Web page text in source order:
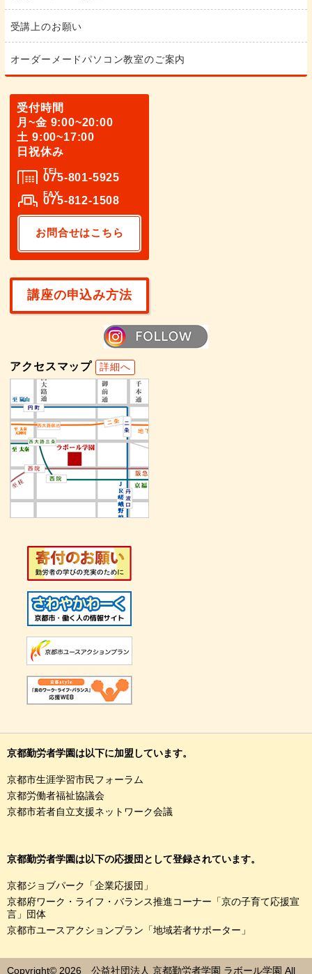
受講上のお願い
オーダーメードパソコン教室のご案内
受付時間
月~金 9:00~20:00
土 9:00~17:00
日祝休み
TEL
075-801-5925
FAX
075-812-1508
お問合せはこちら
講座の申込み方法
アクセスマップ 詳細へ
京都勤労者学園は以下に加盟しています。
京都市生涯学習市民フォーラム
京都労働者福祉協議会
京都市若者自立支援ネットワーク会議
京都勤労者学園は以下の応援団として登録されています。
京都ジョブパーク「企業応援団」
京都府ワーク・ライフ・バランス推進コーナー「京の子育て応援宣
言」団体
京都市ユースアクションプラン「地域若者サポーター」
Copyright© 2026 公益社団法人 京都勤労者学園 ラボール学園 All